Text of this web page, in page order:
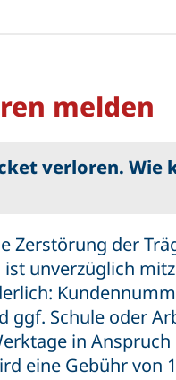
melden
verloren. Wie
Zerstörung der
unverzüglich
ggf. Schule oder
in
eine Gebühr von